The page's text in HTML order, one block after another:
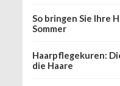
So bringen Sie Ihre
Sommer
Haarpflegekuren:
die Haare